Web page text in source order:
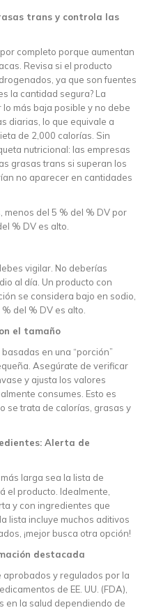
trans y controla las
completo porque aumentan
Revisa si el producto
ya que son fuentes
la cantidad segura? La
más baja posible y no debe
diarias, lo que equivale a
de 2,000 calorías. Sin
nutricional: las empresas
grasas trans si superan los
no aparecer en cantidades
menos del 5 % del % DV por
% DV es alto.
vigilar. No deberías
al día. Un producto con
se considera bajo en sodio,
del % DV es alto.
el tamaño
en una “porción”
Asegúrate de verificar
y ajusta los valores
consumes. Esto es
se trata de calorías, grasas y
Alerta de
larga sea la lista de
el producto. Idealmente,
y con ingredientes que
lista incluye muchos aditivos
¡mejor busca otra opción!
destacada
aprobados y regulados por la
de EE. UU. (FDA),
en la salud dependiendo de